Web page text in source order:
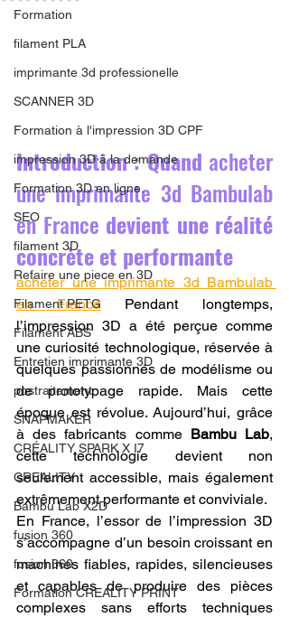
Formation
filament PLA
imprimante 3d professionelle
SCANNER 3D
Formation à l'impression 3D CPF
impression 3D à la demande
Formation 3D en ligne.
SEO
filament 3D
Refaire une piece en 3D
Filament PETG
Filament ABS
Entretien imprimante 3D
postraitement
SNAPMAKER
CRÉALITY SPARK X I7
CREALITY
Bambu Lab X2D
fusion 360
fusion 360
Formation CREALITY PRINT
Introduction : Quand acheter
une imprimante 3d Bambulab
en France devient une réalité
concrète et performante
acheter une imprimante 3d Bambulab
en France Pendant longtemps,
l’impression 3D a été perçue comme
une curiosité technologique, réservée à
quelques passionnés de modélisme ou
de prototypage rapide. Mais cette
époque est révolue. Aujourd’hui, grâce
à des fabricants comme Bambu Lab,
cette technologie devient non
seulement accessible, mais également
extrêmement performante et conviviale.
En France, l’essor de l’impression 3D
s’accompagne d’un besoin croissant en
machines fiables, rapides, silencieuses
et capables de produire des pièces
complexes sans efforts techniques